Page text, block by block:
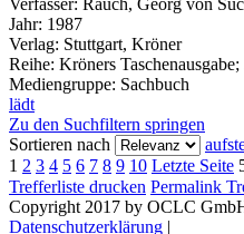
Verfasser: Rauch, Georg von
Jahr: 1987
Verlag: Stuttgart, Kröner
Reihe: Kröners
Mediengruppe: Sachbuch
lädt
Zu den Suchfiltern springen
Sortieren nach
1 2 3 4 5 6 7 8 9 10 Letzte Seite
Trefferliste drucken Permalink
Copyright 2017 by OCLC
Datenschutzerklärung |